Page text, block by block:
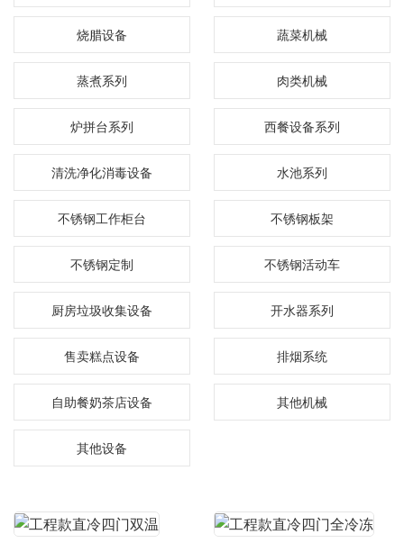
烧腊设备 蔬菜机械
蒸煮系列 肉类机械
炉拼台系列 西餐设备系列
清洗净化消毒设备 水池系列
不锈钢工作柜台 不锈钢板架
不锈钢定制 不锈钢活动车
厨房垃圾收集设备 开水器系列
售卖糕点设备 排烟系统
自助餐奶茶店设备 其他机械
其他设备